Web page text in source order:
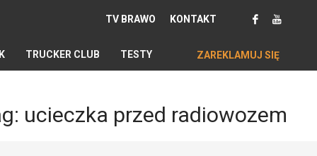
TV BRAWO KONTAKT
TRUCKER CLUB TESTY ZAREKLAMUJ SIĘ
ucieczka przed radiowozem